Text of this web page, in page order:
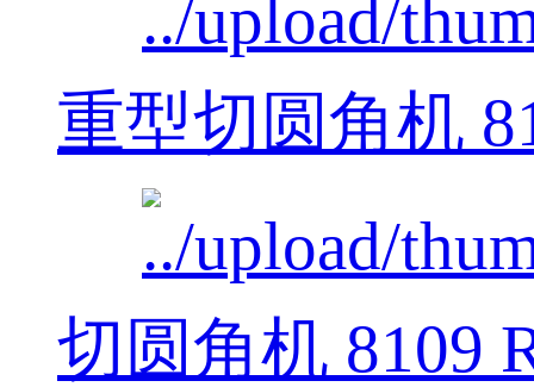
重型切圆角机
切圆角机 8109